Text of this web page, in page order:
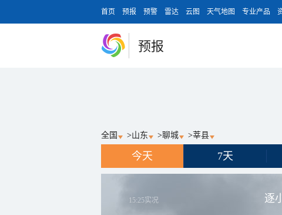
首页 预报 预警 雷达 云图 天气地图 专业产品
预报
全国 >山东 >聊城 >莘县
今天 7天
15:25实况 逐